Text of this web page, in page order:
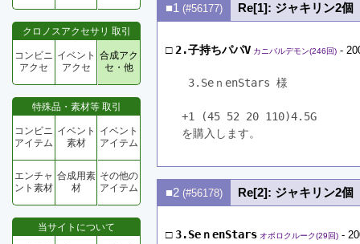
クロノスアクセサリ 取引
コンビニ
アクセ
イベント
アクセ
合成アク
セ・他
特殊品・素材等 取引
コンビニ
アイテム
イベント
素材
イベント
アイテム
エンチャ
ント素材
合成用素
材
その他の
アイテム
当サイトについて
■1 (#56177) Re[1]: ジャキリン2個
□ 2.子持ちパパV カニバルデモン(246回) -
3.SeｎenStars 様
+1 (45 52 20 110)4.5G
を購入します。
■2 (#56178) Re[2]: ジャキリン2個
□3.SeｎenStars オボロクルーク(29回) -